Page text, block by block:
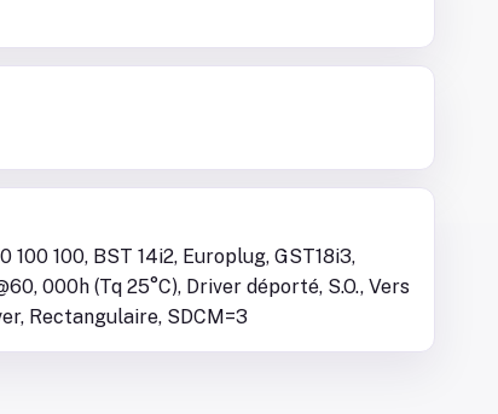
100 100, BST 14i2, Europlug, GST18i3,
000h (Tq 25°C), Driver déporté, S.O., Vers
Rectangulaire, SDCM=3